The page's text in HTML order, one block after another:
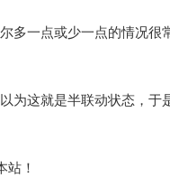
多一点或少一点的情况很
为这就是半联动状态，于
站！